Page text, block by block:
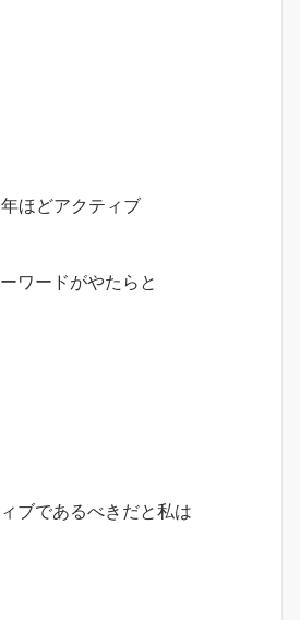
ほどアクティブ
ワードがやたらと
ブであるべきだと私は